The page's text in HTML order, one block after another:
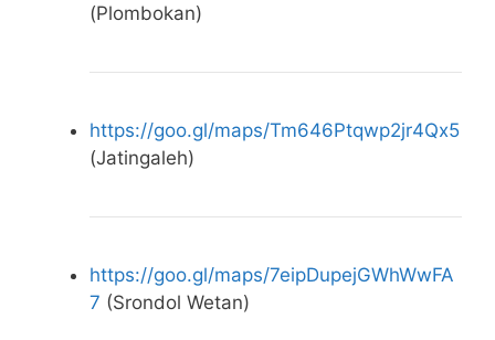
(Plombokan)
https://goo.gl/maps/Tm646Ptqwp2jr4Qx5
(Jatingaleh)
https://goo.gl/maps/7eipDupejGWhWwFA
7 (Srondol Wetan)